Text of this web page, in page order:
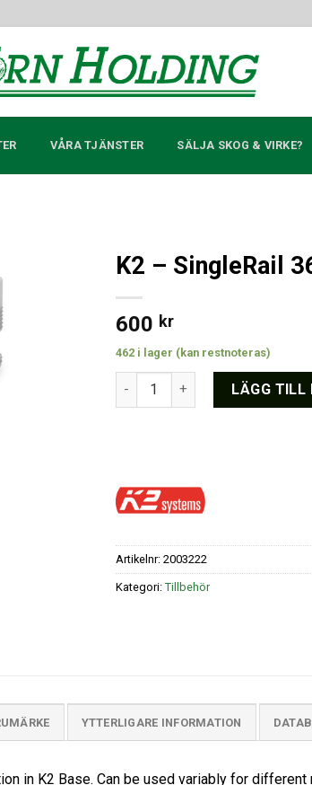
VÅRA TJÄNSTER SÄLJA SKOG & VIRKE?
K2 – SingleRail
600 kr
462 i lager (kan restnoteras)
K2 - SingleRail 36; 4.40 m
LÄGG TILL
Artikelnr: 2003222
Kategori: Tillbehör
YTTERLIGARE INFORMATION
in K2 Base. Can be used variably for different